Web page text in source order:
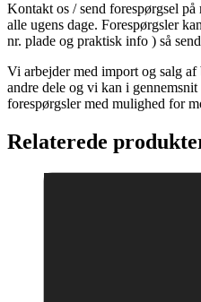
Kontakt os / send forespørgsel
alle ugens dage. Forespørgsler
nr. plade og praktisk info ) så
Vi arbejder med import og salg af
andre dele og vi kan i
forespørgsler med mulighed for
Relaterede